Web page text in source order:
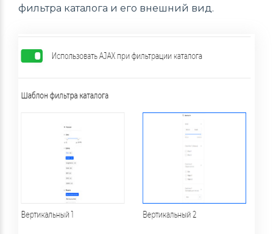
фильтра каталога и его внешний вид.